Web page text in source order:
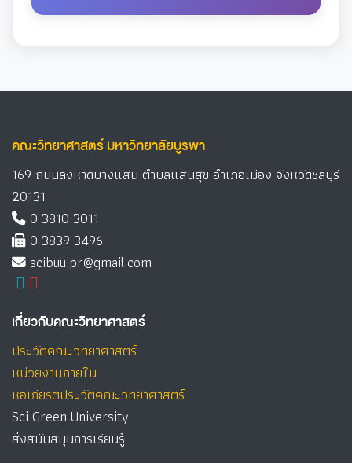
คณะวิทยาศาสตร์ มหาวิทยาลัยบูรพา
169 ถนนลงหาดบางแสน ตำบลแสนสุข อำเภอเมือง จังหวัดชลบุรี
20131
0 3810 3011
0 3839 3496
scibuu.pr@gmail.com
เกี่ยวกับคณะวิทยาศาสตร์
ประวัติคณะวิทยาศาสตร์
หน่วยงานภายใน
หอเกียรติประวัติคณะวิทยาศาสตร์
Sci Green University
สิ่งสนับสนุนการเรียนรู้